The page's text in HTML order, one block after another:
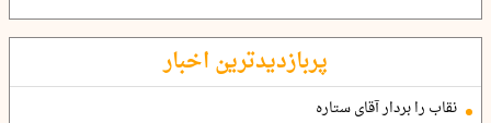
پربازدیدترین اخبار
نقاب را بردار آقای ستاره